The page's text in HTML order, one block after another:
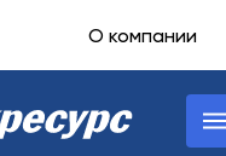
О компании